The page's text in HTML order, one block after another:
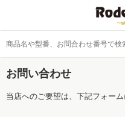
お問い合わせ
当店へのご要望は、下記フォー